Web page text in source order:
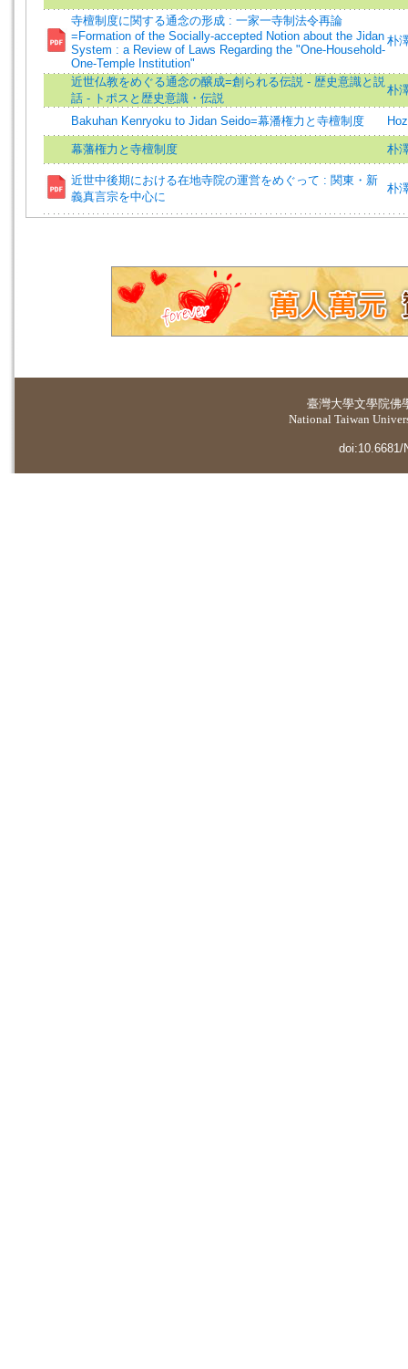
寺檀制度に関する通念の形成 : 一家一寺制法令再論
=Formation of the Socially-accepted Notion about the Jidan
System : a Review of Laws Regarding the "One-Household-
One-Temple Institution"
朴
近世仏教をめぐる通念の醸成=創られる伝説 - 歴史意識と説
話 - トポスと歴史意識・伝説
朴
Bakuhan Kenryoku to Jidan Seido=幕潘権力と寺檀制度
幕藩権力と寺檀制度 朴
近世中後期における在地寺院の運営をめぐって : 関東・新
義真言宗を中心に
朴
臺灣大學文學院佛
National Taiwan
doi:10.6681/